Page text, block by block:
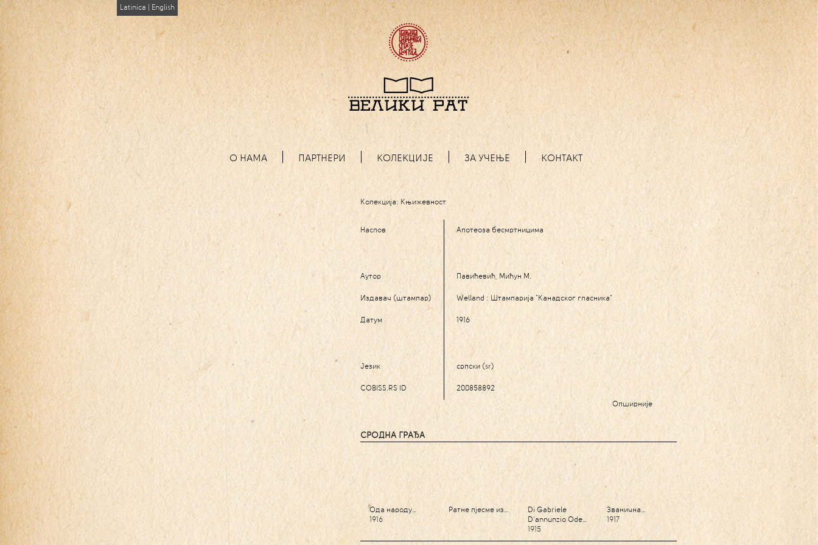
Latinica English
О НАМА ПАРТНЕРИ КОЛЕКЦИЈЕ ЗА УЧЕЊЕ КОНТАКТ
Колекција: Књижевност
Наслов Апотеоза бесмртницима
Аутор Павићевић, Мићун М.
Издавач (штампар) Welland : Штампарија "Канадског гласника"
Датум 1916
Језик српски (sr)
COBISS.RS ID 200858892
Опширније
СРОДНА ГРАЂА
Ода народу…
1916
Ратне пјесме из…
Di Gabriele
D'annunzio Ode…
1915
Званична…
1917